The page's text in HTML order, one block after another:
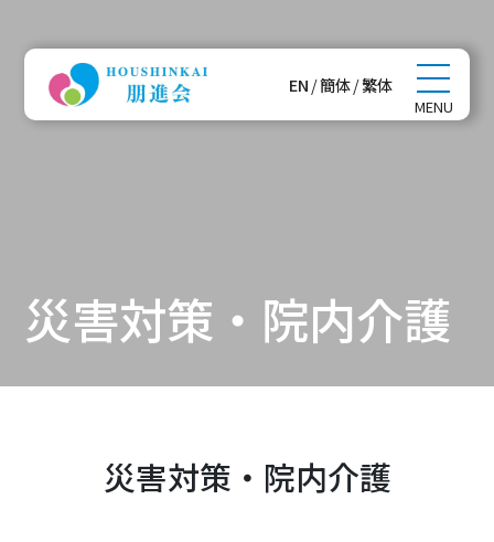
MENU
EN/簡体/繁体
災害対策・院内介護
災害対策・院内介護